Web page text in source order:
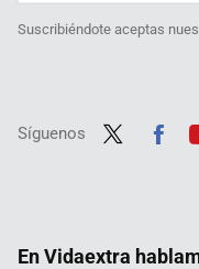
Suscribiéndote aceptas
Síguenos
En Vidaextra